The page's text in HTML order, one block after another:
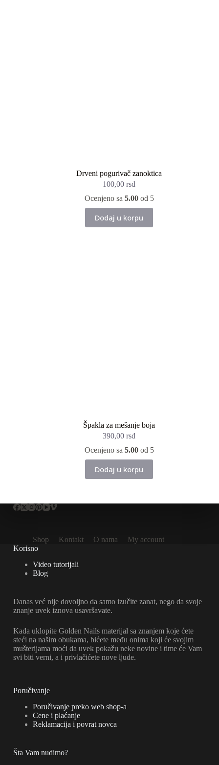
Drveni pogurivač zanoktica
100,00rsd
Ocenjeno sa 5.00od 5
Dodaj u korpu
Špakla za mešanje boja
390,00rsd
Ocenjeno sa 5.00od 5
Dodaj u korpu
Shop Kontakt O nama
My account
Korisno
Video tutorijali
Blog
Danas već nije dovoljno da samo izučite zanat, nego da svoje
znanje uvek iznova usavršavate.
Kada uklopite Golden Nails materijal sa znanjem koje ćete
steći na našim obukama, bićete među onima koji će svojim
mušterijama moći da uvek pokažu neke novine i time će Vam
svi biti verni, a i privlačićete nove ljude.
Poručivanje
Poručivanje preko web shop-a
Cene i plaćanje
Reklamacija i povrat novca
Šta Vam nudimo?